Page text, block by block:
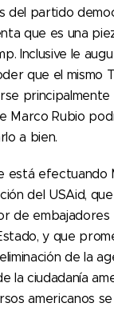
del partido
que es una
Inclusive le
que el mismo
principalmente
Marco Rubio
a bien.
está efectuando
del USAid,
de embajadores
y que
de la
la ciudadanía
americanos